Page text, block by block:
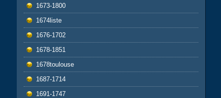
1673-1800
1674liste
1676-1702
1678-1851
1678toulouse
1687-1714
1691-1747